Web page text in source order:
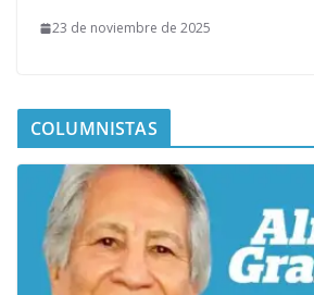
23 de noviembre de 2025
COLUMNISTAS